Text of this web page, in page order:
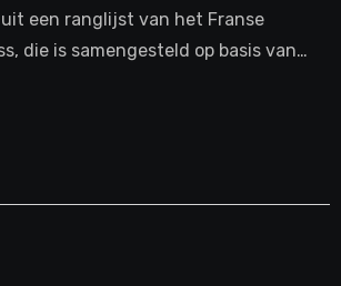
een ranglijst van het Franse
die is samengesteld op basis van…